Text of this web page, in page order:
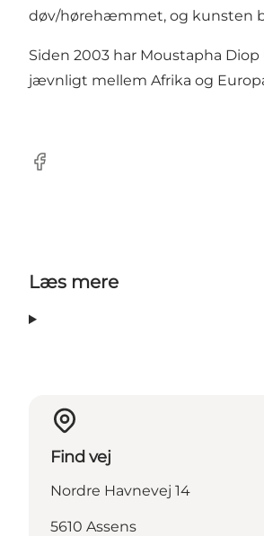
døv/hørehæmmet, og kunsten
Siden 2003 har Moustapha
jævnligt mellem Afrika og
Facebook
Læs mere
Find vej
Nordre Havnevej 14
5610 Assens